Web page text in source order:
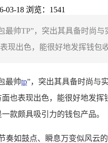
03-18 浏览：1541
最帅TP”，突出其具备时尚
现出色，能很好地发挥钱包
最帅tp”，突出其具备时尚与
面也表现出色，能很好地发挥
款颇具吸引力的钱包产品。
奏如鼓点、瞬息万变似风云